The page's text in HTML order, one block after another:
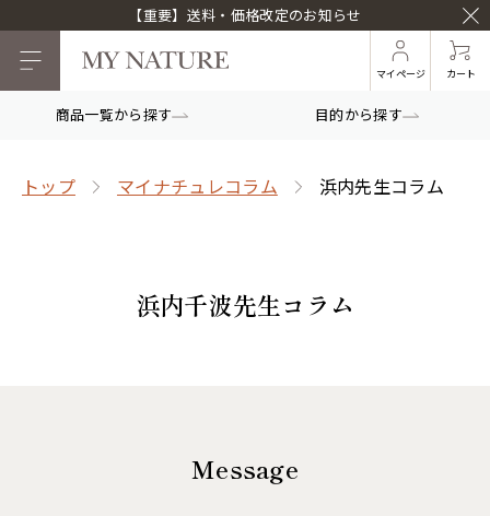
【重要】送料・価格改定のお知らせ
マイページ カート
商品一覧から探す 目的から探す
トップ マイナチュレコラム 浜内先生コラム
浜内千波先生コラム
Message